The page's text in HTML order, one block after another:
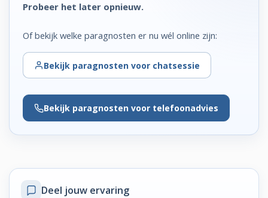
Probeer het later opnieuw.
Of bekijk welke paragnosten er nu wél online zijn:
Bekijk paragnosten voor chatsessie
Bekijk paragnosten voor telefoonadvies
Deel jouw ervaring